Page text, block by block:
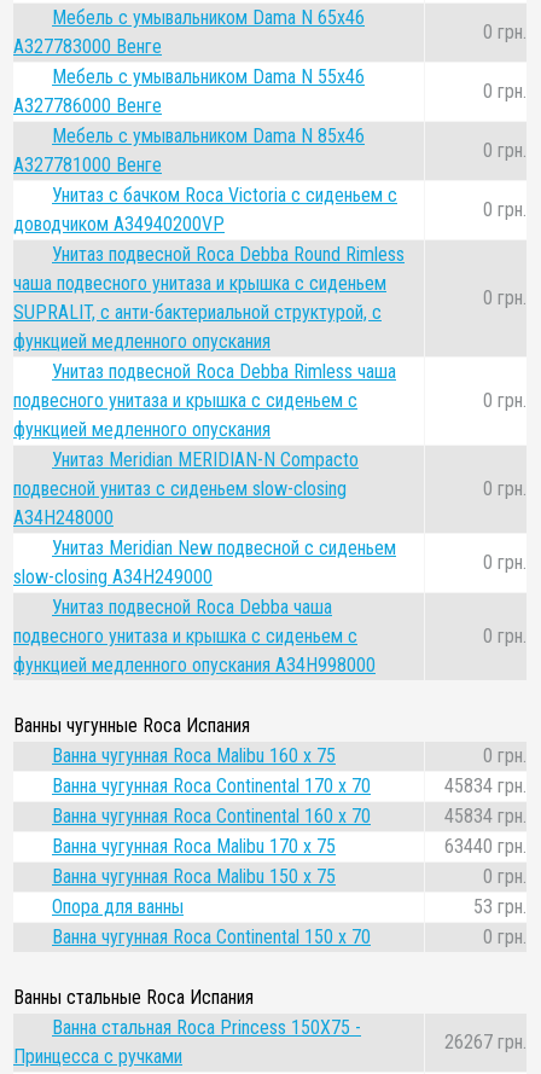
Мебель с умывальником Dama N 65x46
A327783000 Венге
0 грн.
Мебель с умывальником Dama N 55x46
A327786000 Венге
0 грн.
Мебель с умывальником Dama N 85x46
A327781000 Венге
0 грн.
Унитаз с бачком Roca Victoria с сиденьем с
доводчиком A34940200VP
0 грн.
Унитаз подвесной Roca Debba Round Rimless
чаша подвесного унитаза и крышка с сиденьем
SUPRALIT, с анти-бактериальной структурой, с
функцией медленного опускания
0 грн.
Унитаз подвесной Roca Debba Rimless чаша
подвесного унитаза и крышка с сиденьем с
функцией медленного опускания
0 грн.
Унитаз Meridian MERIDIAN-N Compacto
подвесной унитаз с сиденьем slow-closing
A34H248000
0 грн.
Унитаз Meridian New подвесной с сиденьем
slow-closing A34H249000
0 грн.
Унитаз подвесной Roca Debba чаша
подвесного унитаза и крышка с сиденьем с
функцией медленного опускания A34H998000
0 грн.
Ванны чугунные Roca Испания
Ванна чугунная Roca Malibu 160 x 75
0 грн.
Ванна чугунная Roca Continental 170 x 70
45834 грн.
Ванна чугунная Roca Continental 160 x 70
45834 грн.
Ванна чугунная Roca Malibu 170 x 75
63440 грн.
Ванна чугунная Roca Malibu 150 x 75
0 грн.
Опора для ванны
53 грн.
Ванна чугунная Roca Continental 150 x 70
0 грн.
Ванны стальные Roca Испания
Ванна стальная Roca Princess 150Х75 -
Принцесса с ручками
26267 грн.